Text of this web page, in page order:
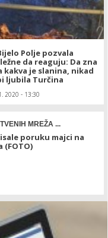
Polje pozvala
da reaguju: Da zna
kakva je slanina, nikad
ljubila Turčina
2020 - 13:30
MREŽA ...
poruku majci na